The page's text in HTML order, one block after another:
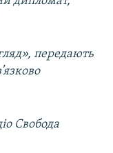
передають
Свобода